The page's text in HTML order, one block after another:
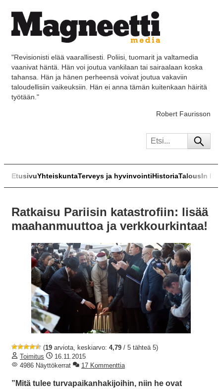
"Revisionisti elää vaarallisesti. Poliisi, tuomarit ja valtamedia
vaanivat häntä. Hän voi joutua vankilaan tai sairaalaan koska
tahansa. Hän ja hänen perheensä voivat joutua vakaviin
taloudellisiin vaikeuksiin. Hän ei anna tämän kuitenkaan häiritä
työtään."
Robert Faurisson
EtusivuYhteiskuntaTerveys ja hyvinvointiHistoriaTalousIn
Ratkaisu Pariisin katastrofiin: lisää
maahanmuuttoa ja verkkourkintaa!
(19 arviota, keskiarvo: 4,79 / 5 tähteä 5)
Toimitus
16.11.2015
4986 Näyttökerrat
17 Kommenttia
”Mitä tulee turvapaikanhakijoihin, niin he ovat